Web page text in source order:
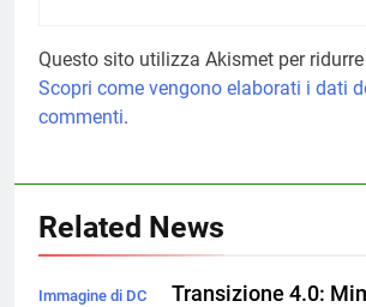
Questo sito utilizza Akismet per
Scopri come vengono elaborati i dati
commenti.
Related News
Immagine di DC
Transizione 4.0: